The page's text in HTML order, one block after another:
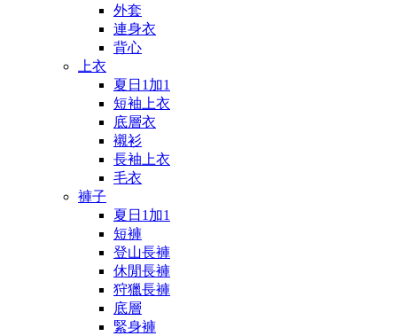
外套
連身衣
背心
上衣
夏日1加1
短袖上衣
底層衣
襯衫
長袖上衣
毛衣
褲子
夏日1加1
短褲
登山長褲
休閒長褲
狩獵長褲
底層
緊身褲